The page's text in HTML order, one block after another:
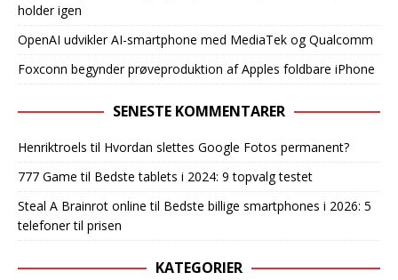
holder igen
OpenAI udvikler AI-smartphone med MediaTek og Qualcomm
Foxconn begynder prøveproduktion af Apples foldbare iPhone
SENESTE KOMMENTARER
Henriktroels til Hvordan slettes Google Fotos permanent?
777 Game til Bedste tablets i 2024: 9 topvalg testet
Steal A Brainrot online til Bedste billige smartphones i 2026: 5
telefoner til prisen
KATEGORIER